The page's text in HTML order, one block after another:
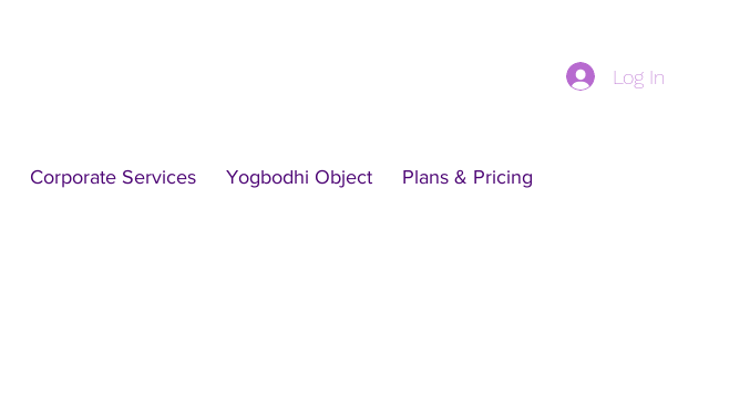
Log In
Corporate Services Yogbodhi Object Plans & Pricing